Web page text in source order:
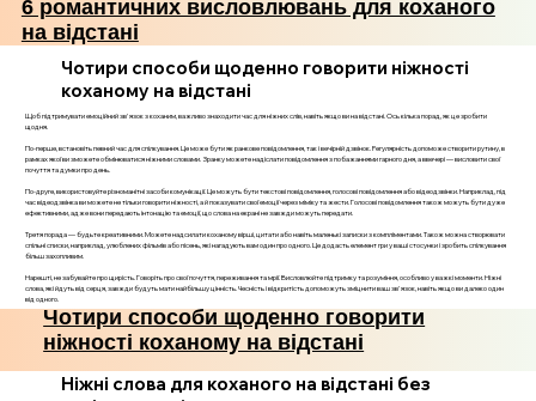
6 романтичних висловлювань для коханого
на відстані
Чотири способи щоденно говорити ніжності
коханому на відстані
Щоб підтримувати емоційний зв'язок з коханим, важливо знаходити час для ніжних слів, навіть якщо ви на відстані. Ось кілька порад, як це зробити
щодня.
По-перше, встановіть певний час для спілкування. Це може бути як ранкове повідомлення, так і вечірній дзвінок. Регулярність допоможе створити рутину, в
рамках якої ви зможете обмінюватися ніжними словами. Зранку можете надіслати повідомлення з побажаннями гарного дня, а ввечері — висловити свої
почуття та думки про день.
По-друге, використовуйте різноманітні засоби комунікації. Це можуть бути текстові повідомлення, голосові повідомлення або відеодзвінки. Наприклад, під
час відеодзвінка ви можете не тільки говорити ніжності, а й показувати свої емоції через міміку та жести. Голосові повідомлення також можуть бути дуже
ефективними, адже вони передають інтонацію та емоції, що слова на екрані не завжди можуть передати.
Третя порада — будьте креативними. Можете надсилати коханому вірші, цитати або навіть маленькі записки з компліментами. Також можна створювати
спільні списки, наприклад, улюблених фільмів або пісень, які нагадують вам один про одного. Це додасть елемент гри у ваші стосунки і зробить спілкування
більш захопливим.
Нарешті, не забувайте про щирість. Говоріть про свої почуття, переживання та мрії. Висловлюйте підтримку та розуміння, особливо у важкі моменти. Ніжні
слова, які йдуть від серця, завжди будуть мати найбільшу цінність. Чесність і відкритість допоможуть зміцнити ваш зв'язок, навіть якщо ви далеко один
від одного.
Чотири способи щоденно говорити
ніжності коханому на відстані
Ніжні слова для коханого на відстані без